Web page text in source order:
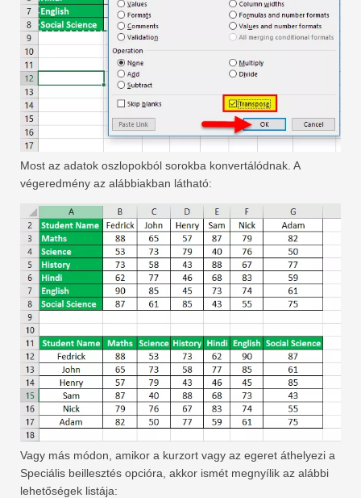
Most az adatok oszlopokból sorokba konvertálódnak. A
végeredmény az alábbiakban látható:
Vagy más módon, amikor a kurzort vagy az egeret áthelyezi a
Speciális beillesztés opcióra, akkor ismét megnyílik az alábbi
lehetőségek listája: